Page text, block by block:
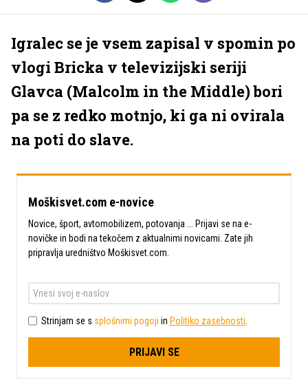
Igralec se je vsem zapisal v spomin po
vlogi Bricka v televizijski seriji
Glavca (Malcolm in the Middle) bori
pa se z redko motnjo, ki ga ni ovirala
na poti do slave.
Moškisvet.com e-novice
Novice, šport, avtomobilizem, potovanja ... Prijavi se na e-
novičke in bodi na tekočem z aktualnimi novicami. Zate jih
pripravlja uredništvo Moškisvet.com.
Strinjam se s splošnimi pogoji in Politiko zasebnosti
PRIJAVI SE